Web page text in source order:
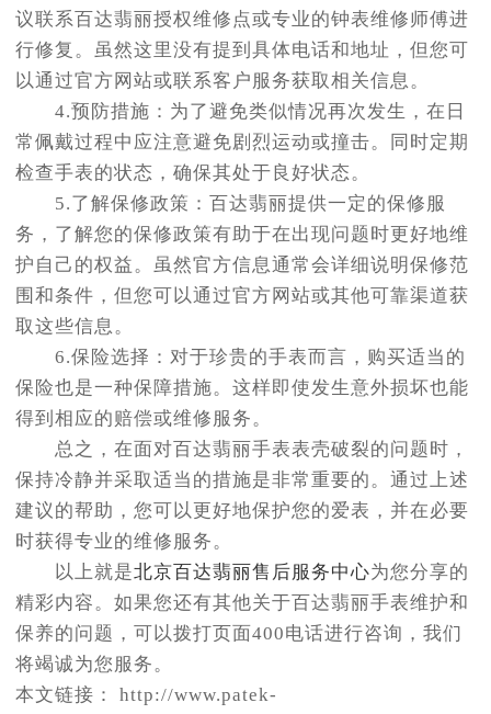
议联系百达翡丽授权维修点或专业的钟表维修师傅进
行修复。虽然这里没有提到具体电话和地址，但您可
以通过官方网站或联系客户服务获取相关信息。
4.预防措施：为了避免类似情况再次发生，在日
常佩戴过程中应注意避免剧烈运动或撞击。同时定期
检查手表的状态，确保其处于良好状态。
5.了解保修政策：百达翡丽提供一定的保修服
务，了解您的保修政策有助于在出现问题时更好地维
护自己的权益。虽然官方信息通常会详细说明保修范
围和条件，但您可以通过官方网站或其他可靠渠道获
取这些信息。
6.保险选择：对于珍贵的手表而言，购买适当的
保险也是一种保障措施。这样即使发生意外损坏也能
得到相应的赔偿或维修服务。
总之，在面对百达翡丽手表表壳破裂的问题时，
保持冷静并采取适当的措施是非常重要的。通过上述
建议的帮助，您可以更好地保护您的爱表，并在必要
时获得专业的维修服务。
以上就是北京百达翡丽售后服务中心为您分享的
精彩内容。如果您还有其他关于百达翡丽手表维护和
保养的问题，可以拨打页面400电话进行咨询，我们
将竭诚为您服务。
本文链接： http://www.patek-